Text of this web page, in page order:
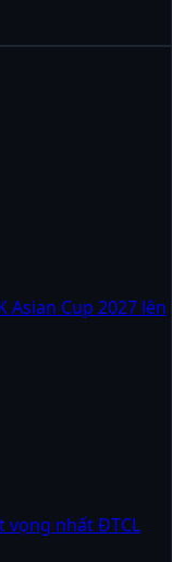
Asian Cup 2027 lên
vọng nhất ĐTCL